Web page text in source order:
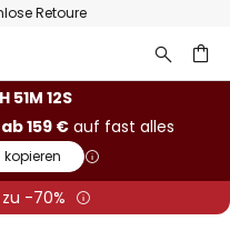
Retoure
51M 12S
ab 159 €auf fast alles
kopieren
zu -70%